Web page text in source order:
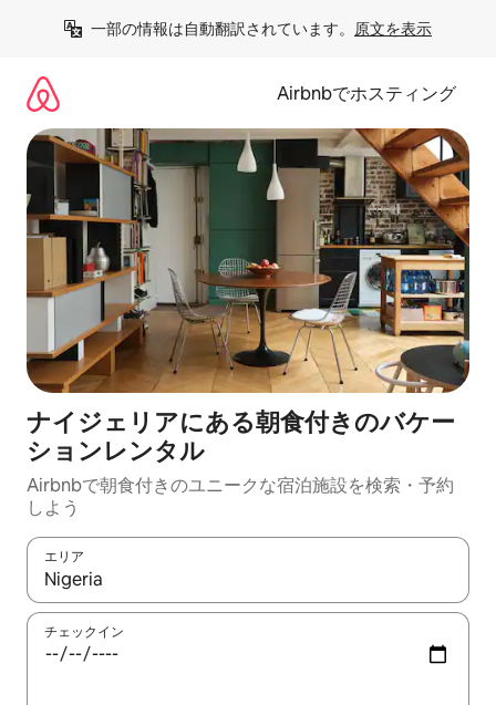
一部の情報は自動翻訳されています。 原文を表示
Airbnbでホスティング
ナイジェリアにある朝食付きのバケー
ションレンタル
Airbnbで朝食付きのユニークな宿泊施設を検索・予約
しよう
エリア
検索結果が表示されたら、上下の矢印キーを使って移動するか
チェックイン